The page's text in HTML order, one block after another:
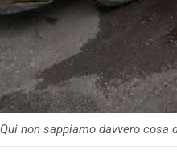
Qui non sappiamo davvero cosa